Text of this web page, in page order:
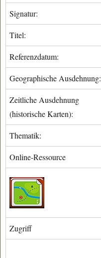
Signatur:
Titel:
Referenzdatum:
Geographische Ausdehnung:
Zeitliche Ausdehnung
(historische Karten):
Thematik:
Online-Ressource
Zugriff